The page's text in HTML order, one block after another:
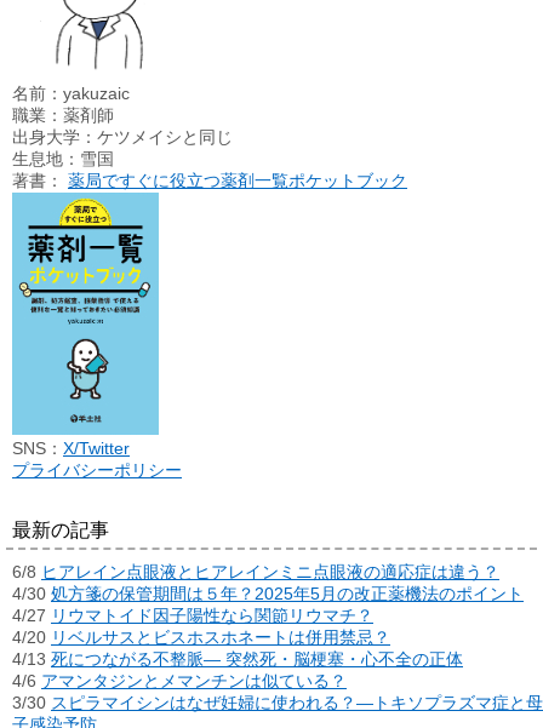
名前：yakuzaic
職業：薬剤師
出身大学：ケツメイシと同じ
生息地：雪国
著書： 薬局ですぐに役立つ薬剤一覧ポケットブック
SNS： X/Twitter
プライバシーポリシー
最新の記事
6/8 ヒアレイン点眼液とヒアレインミニ点眼液の適応症は違う？
4/30 処方箋の保管期間は５年？2025年5月の改正薬機法のポイント
4/27 リウマトイド因子陽性なら関節リウマチ？
4/20 リベルサスとビスホスホネートは併用禁忌？
4/13 死につながる不整脈― 突然死・脳梗塞・心不全の正体
4/6 アマンタジンとメマンチンは似ている？
3/30 スピラマイシンはなぜ妊婦に使われる？―トキソプラズマ症と母
子感染予防